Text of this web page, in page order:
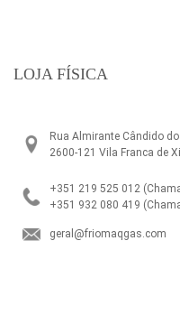
LOJA FÍSICA
Rua Almirante Cândido
2600-121 Vila Franca de
+351 219 525 012
+351 932 080 419
geral@friomaqgas.com